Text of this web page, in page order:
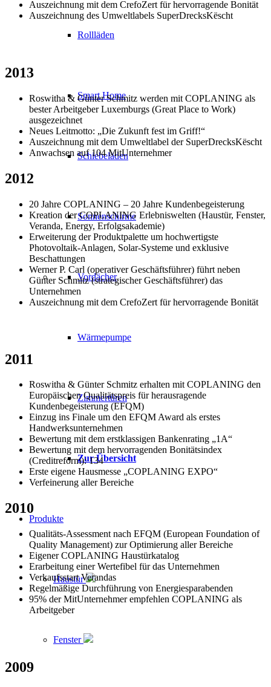
Rollläden
Smart Home
Schiebeläden
Sonnenschirme
Vordächer
Wärmepumpe
Zimmertüren
Zur Übersicht
Produkte
Haustür
Fenster
Auszeichnung mit dem CrefoZert für hervorragende Bonität
Auszeichnung des Umweltlabels SuperDrecksKëscht
2013
Roswitha & Günter Schmitz werden mit COPLANING als
bester Arbeitgeber Luxemburgs (Great Place to Work)
ausgezeichnet
Neues Leitmotto: „Die Zukunft fest im Griff!“
Auszeichnung mit dem Umweltlabel der SuperDrecksKëscht
Anwachsen auf 104 MitUnternehmer
2012
20 Jahre COPLANING – 20 Jahre Kundenbegeisterung
Kreation der COPLANING Erlebniswelten (Haustür, Fenster,
Veranda, Energy, Erfolgsakademie)
Erweiterung der Produktpalette um hochwertigste
Photovoltaik-Anlagen, Solar-Systeme und exklusive
Beschattungen
Werner P. Carl (operativer Geschäftsführer) führt neben
Günter Schmitz (strategischer Geschäftsführer) das
Unternehmen
Auszeichnung mit dem CrefoZert für hervorragende Bonität
2011
Roswitha & Günter Schmitz erhalten mit COPLANING den
Europäischen Qualitätspreis für herausragende
Kundenbegeisterung (EFQM)
Einzug ins Finale um den EFQM Award als erstes
Handwerksunternehmen
Bewertung mit dem erstklassigen Bankenrating „1A“
Bewertung mit dem hervorragenden Bonitätsindex
(Creditreform): 134
Erste eigene Hausmesse „COPLANING EXPO“
Verfeinerung aller Bereiche
2010
Qualitäts-Assessment nach EFQM (European Foundation of
Quality Management) zur Optimierung aller Bereiche
Eigener COPLANING Haustürkatalog
Erarbeitung einer Wertefibel für das Unternehmen
Verkaufsstart Verandas
Regelmäßige Durchführung von Energiesparabenden
95% der MitUnternehmer empfehlen COPLANING als
Arbeitgeber
2009